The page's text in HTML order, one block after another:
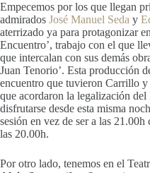
Empecemos por los que llegan
admirados José Manuel Seda y
aterrizado ya para protagonizar en
Encuentro’, trabajo con el que
que intercalan con sus demás
Juan Tenorio’. Esta producción
encuentro que tuvieron Carrillo
que acordaron la legalización
disfrutarse desde esta misma
sesión en vez de ser a las 21.00h
las 20.00h.
Por otro lado, tenemos en el